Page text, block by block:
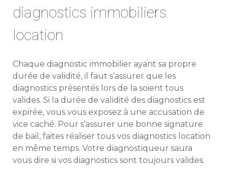
diagnostics immobiliers
location
Chaque diagnostic immobilier ayant sa propre
durée de validité, il faut s’assurer que les
diagnostics présentés lors de la soient tous
valides. Si la durée de validité des diagnostics est
expirée, vous vous exposez à une accusation de
vice caché. Pour s’assurer une bonne signature
de bail, faites réaliser tous vos diagnostics location
en même temps. Votre diagnostiqueur saura
vous dire si vos diagnostics sont toujours valides.